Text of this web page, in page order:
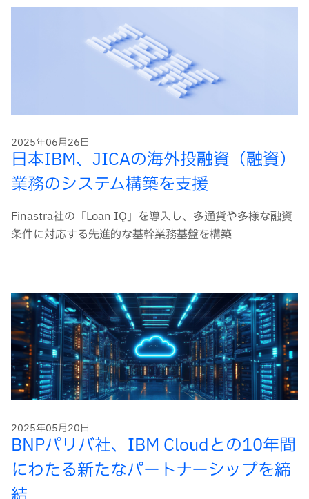
2025年06月26日
日本IBM、JICAの海外投融資（融資）
業務のシステム構築を支援
Finastra社の「Loan IQ」を導入し、多通貨や多様な融資
条件に対応する先進的な基幹業務基盤を構築
2025年05月20日
BNPパリバ社、IBM Cloudとの10年間
にわたる新たなパートナーシップを締